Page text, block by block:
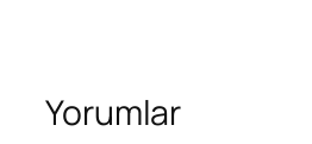
Yorumlar